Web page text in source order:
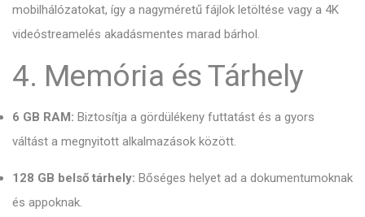
mobilhálózatokat, így a nagyméretű fájlok letöltése vagy a 4K
videóstreamelés akadásmentes marad bárhol.
4. Memória és Tárhely
6 GB RAM: Biztosítja a gördülékeny futtatást és a gyors
váltást a megnyitott alkalmazások között.
128 GB belső tárhely: Bőséges helyet ad a dokumentumoknak
és appoknak.